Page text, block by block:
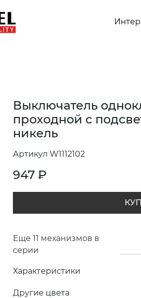
Выключатель
проходной с
никель
Артикул W1112102
947 ₽
Еще 11 механизмов в
серии
Характеристики
Другие цвета